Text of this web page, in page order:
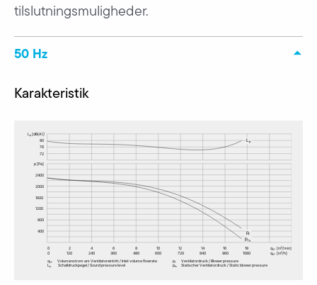
tilslutningsmuligheder.
50 Hz
Karakteristik